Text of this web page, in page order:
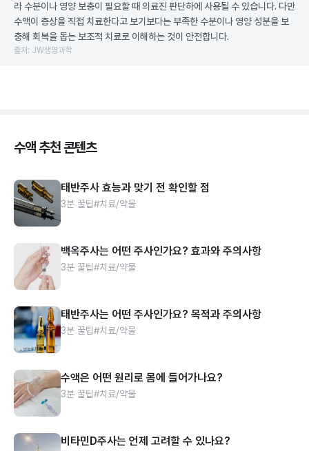
라 수분이나 영양 보충이 필요할 때 의료진 판단하에 사용될 수 있습니다. 다만
수액이 증상을 직접 치료한다고 보기보다는 부족한 수분이나 영양 성분을 보
충해 회복을 돕는 보조적 치료로 이해하는 것이 안전합니다.
출처: JW생명과학
수액 추천 콘텐츠
태반주사 효능과 맞기 전 확인할 점
3분 꿀팁#치료/약물
백옥주사는 어떤 주사인가요? 효과와 주의사항
3분 꿀팁#치료/약물
태반주사는 어떤 주사인가요? 목적과 주의사항
3분 꿀팁#치료/약물
수액은 어떤 원리로 몸에 들어가나요?
3분 꿀팁#치료/약물
비타민D주사는 언제 고려할 수 있나요?